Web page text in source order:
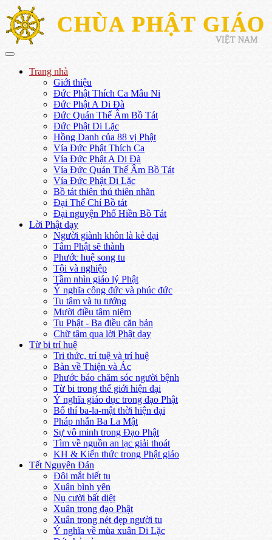
CHÙA PHẬT GIÁO
VIỆT NAM
Trang nhà
Giới thiệu
Đức Phật Thích Ca Mâu Ni
Đức Phật A Di Đà
Đức Quán Thế Âm Bồ Tát
Đức Phật Di Lặc
Hồng Danh của 88 vị Phật
Vía Đức Phật Thích Ca
Vía Đức Phật A Di Đà
Vía Đức Quán Thế Âm Bồ Tát
Vía Đức Phật Di Lặc
Bồ tát thiên thủ thiên nhãn
Đại Thế Chí Bồ tát
Đại nguyện Phổ Hiền Bồ Tát
Lời Phật dạy
Người giành khôn là kẻ dại
Tâm Phật sẽ thành
Phước huệ song tu
Tội và nghiệp
Tầm nhìn giáo lý Phật
Ý nghĩa công đức và phúc đức
Tu tâm và tu tướng
Mười điều tâm niệm
Tu Phật - Ba điều căn bản
Chữ tâm qua lời Phật dạy
Từ bi trí huệ
Tri thức, trí tuệ và trí huệ
Bàn về Thiện và Ác
Phước báo chăm sóc người bệnh
Từ bi trong thế giới hiện đại
Ý nghĩa giáo dục trong đạo Phật
Bố thí ba-la-mật thời hiện đại
Pháp nhẫn Ba La Mật
Sự vô minh trong Đạo Phật
Tìm về nguồn an lạc giải thoát
KH & Kiến thức trong Phật giáo
Tết Nguyên Đán
Đôi mắt biết tu
Xuân bình yên
Nụ cười bất diệt
Xuân trong đạo Phật
Xuân trong nét đẹp người tu
Ý nghĩa về mùa xuân Di Lặc